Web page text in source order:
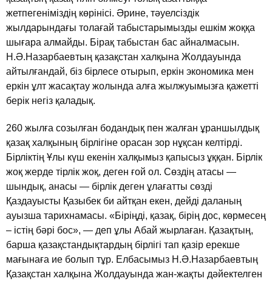
жетпегенiмiздiң көрiнiсi. Әрине, тәуелсiздiк
жылдарындағы толағай табыстарымызды ешкiм жоққа
шығара алмайды. Бiрақ табыстан бас айналмасын.
Н.Ә.Назарбаевтың қазақстан халқына Жолдауында
айтылғандай, бiз бiрлесе отырып, еркiн экономика мен
еркiн ұлт жасақтау жолында алға жылжуымызға қажеттi
берiк негiз қаладық.
260 жылға созылған бодандық пен жалған ұраншылдық
қазақ халқының бiрлiгiне орасан зор нұқсан келтiрдi.
Бiрлiктiң Ұлы күш екенiн халқымыз қапысыз ұққан. Бiрлiк
жоқ жерде тiрлiк жоқ, деген ғой ол. Сөздiң атасы —
шындық, анасы — бiрлiк деген ұлағатты сөздi
Қаздауысты Қазыбек би айтқан екен, дейдi даланың
ауызша тарихнамасы. «Бiрiңдi, қазақ, бiрiң дос, көрмесең
– iстiң бәрi бос», — деп ұлы Абай жырлаған. Қазақтың,
барша қазақстандықтардың бiрлiгi тап қазiр ерекше
мағынаға ие болып тұр. Елбасымыз Н.Ә.Назарбаевтың
Қазақстан халқына Жолдауында жан-жақты дәйектелген